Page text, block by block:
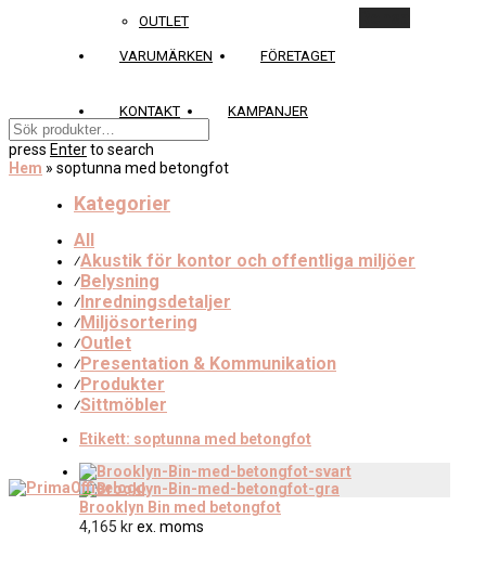
OUTLET
VARUMÄRKEN FÖRETAGET
KONTAKT KAMPANJER
press Enterto search
Hem » soptunna med betongfot
Kategorier
All
⁄Akustik för kontor och offentliga miljöer
⁄Belysning
⁄Inredningsdetaljer
⁄Miljösortering
⁄Outlet
⁄Presentation & Kommunikation
⁄Produkter
⁄Sittmöbler
Etikett: soptunna med betongfot
Brooklyn Bin med betongfot
4,165 krex. moms